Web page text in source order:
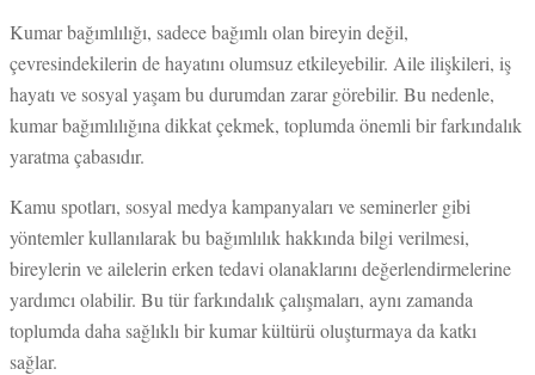
Kumar bağımlılığı, sadece bağımlı olan bireyin değil,
çevresindekilerin de hayatını olumsuz etkileyebilir. Aile ilişkileri, iş
hayatı ve sosyal yaşam bu durumdan zarar görebilir. Bu nedenle,
kumar bağımlılığına dikkat çekmek, toplumda önemli bir farkındalık
yaratma çabasıdır.
Kamu spotları, sosyal medya kampanyaları ve seminerler gibi
yöntemler kullanılarak bu bağımlılık hakkında bilgi verilmesi,
bireylerin ve ailelerin erken tedavi olanaklarını değerlendirmelerine
yardımcı olabilir. Bu tür farkındalık çalışmaları, aynı zamanda
toplumda daha sağlıklı bir kumar kültürü oluşturmaya da katkı
sağlar.